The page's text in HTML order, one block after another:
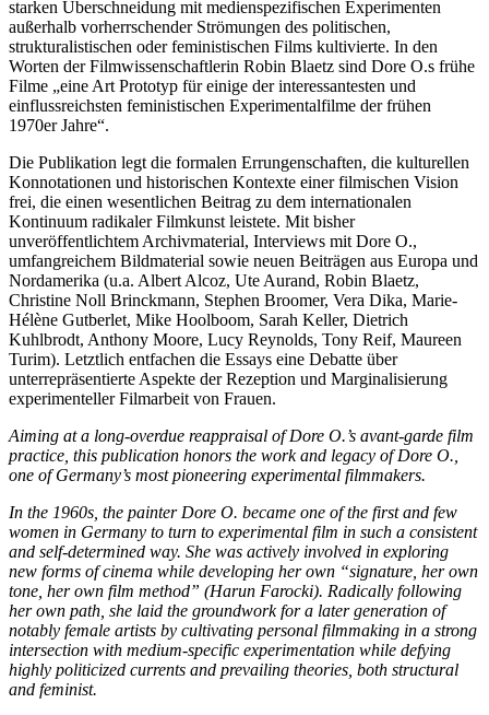
starken Überschneidung mit medienspezifischen Experimenten
außerhalb vorherrschender Strömungen des politischen,
strukturalistischen oder feministischen Films kultivierte. In den
Worten der Filmwissenschaftlerin Robin Blaetz sind Dore O.s frühe
Filme „eine Art Prototyp für einige der interessantesten und
einflussreichsten feministischen Experimentalfilme der frühen
1970er Jahre“.
Die Publikation legt die formalen Errungenschaften, die kulturellen
Konnotationen und historischen Kontexte einer filmischen Vision
frei, die einen wesentlichen Beitrag zu dem internationalen
Kontinuum radikaler Filmkunst leistete. Mit bisher
unveröffentlichtem Archivmaterial, Interviews mit Dore O.,
umfangreichem Bildmaterial sowie neuen Beiträgen aus Europa und
Nordamerika (u.a. Albert Alcoz, Ute Aurand, Robin Blaetz,
Christine Noll Brinckmann, Stephen Broomer, Vera Dika, Marie-
Hélène Gutberlet, Mike Hoolboom, Sarah Keller, Dietrich
Kuhlbrodt, Anthony Moore, Lucy Reynolds, Tony Reif, Maureen
Turim). Letztlich entfachen die Essays eine Debatte über
unterrepräsentierte Aspekte der Rezeption und Marginalisierung
experimenteller Filmarbeit von Frauen.
Aiming at a long-overdue reappraisal of Dore O.’s avant-garde film
practice, this publication honors the work and legacy of Dore O.,
one of Germany’s most pioneering experimental filmmakers.
In the 1960s, the painter Dore O. became one of the first and few
women in Germany to turn to experimental film in such a consistent
and self-determined way. She was actively involved in exploring
new forms of cinema while developing her own “signature, her own
tone, her own film method” (Harun Farocki). Radically following
her own path, she laid the groundwork for a later generation of
notably female artists by cultivating personal filmmaking in a strong
intersection with medium-specific experimentation while defying
highly politicized currents and prevailing theories, both structural
and feminist.